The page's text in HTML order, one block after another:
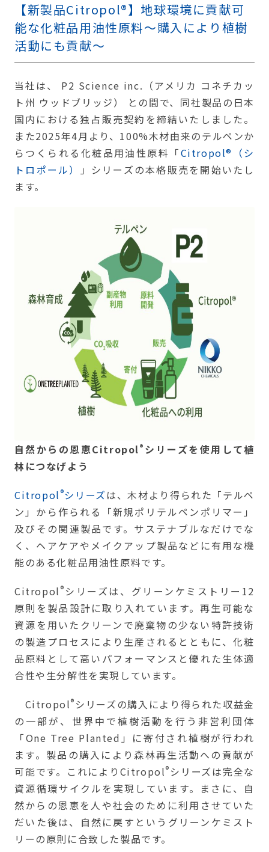
【新製品Citropol®】地球環境に貢献可
能な化粧品用油性原料〜購入により植樹
活動にも貢献〜
当社は、 P2 Science inc.（アメリカ コネチカッ
ト州 ウッドブリッジ） との間で、同社製品の日本
国内における独占販売契約を締結いたしました。
また2025年4月より、100%⽊材由来のテルペンか
らつくられる化粧品⽤油性原料「Citropol®（シ
トロポール）
」シリーズの本格販売を開始いたし
ます。
自然からの恩恵Citropol® シリーズを使用して植
林につなげよう
Citropol ®シリーズは、木材より得られた「テルペ
ン」から作られる「新規ポリテルペンポリマー」
及びその関連製品です。サステナブルなだけでな
く、ヘアケアやメイクアップ製品などに有用な機
能のある化粧品用油性原料です。
Citropol ® シリーズは、グリーンケミストリー12
原則を製品設計に取り入れています。再生可能な
資源を用いたクリーンで廃棄物の少ない特許技術
の製造プロセスにより生産されるとともに、化粧
品原料として高いパフォーマンスと優れた生体適
合性や生分解性を実現しています。
Citropol® シリーズの購入により得られた収益金
の一部が、世界中で植樹活動を行う非営利団体
「One Tree Planted」に寄付され植樹が行われ
ます。製品の購入により森林再生活動への貢献が
可能です。これによりCitropol® シリーズは完全な
資源循環サイクルを実現しています。まさに、自
然からの恩恵を人や社会のために利用させていた
だいた後は、自然に戻すというグリーンケミスト
リーの原則に合致した製品です。